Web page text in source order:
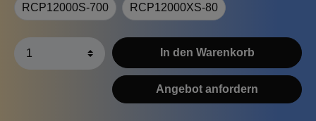
RCP12000S-700 RCP12000XS-80
In den Warenkorb
Angebot anfordern